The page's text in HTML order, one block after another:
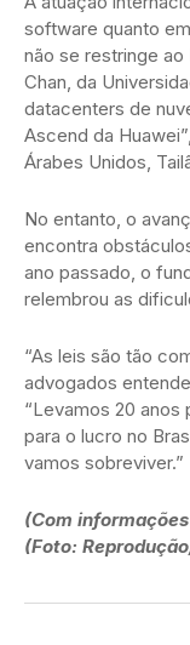
software quanto
não se restringe ao
Chan, da
datacenters de
Ascend da
Árabes Unidos,
No entanto, o
encontra
ano passado, o
relembrou as
“As leis são tão
advogados
“Levamos 20 anos
para o lucro no
vamos sobreviver.”
(Com
(Foto: